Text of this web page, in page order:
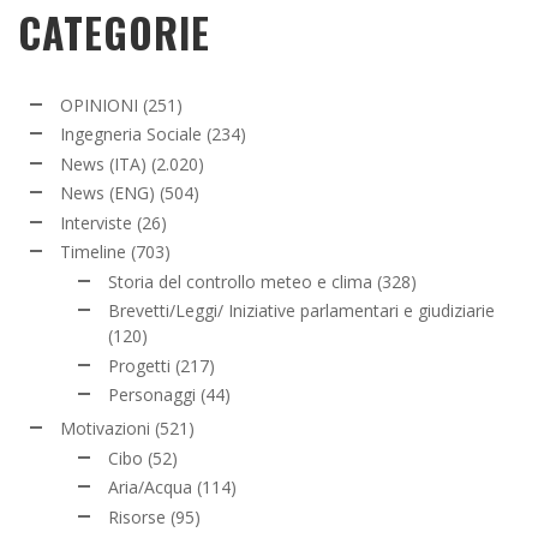
CATEGORIE
OPINIONI (251)
Ingegneria Sociale (234)
News (ITA) (2.020)
News (ENG) (504)
Interviste (26)
Timeline (703)
Storia del controllo meteo e clima (328)
Brevetti/Leggi/ Iniziative parlamentari e giudiziarie
(120)
Progetti (217)
Personaggi (44)
Motivazioni (521)
Cibo (52)
Aria/Acqua (114)
Risorse (95)